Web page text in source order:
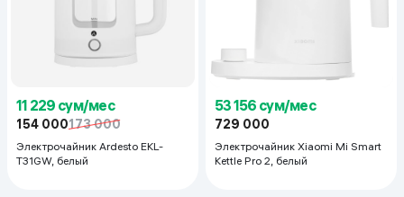
11 229 сум/мес
154 000173 000
Электрочайник Ardesto EKL-
T31GW, белый
53 156 сум/мес
729 000
Электрочайник Xiaomi Mi Smart
Kettle Pro 2, белый